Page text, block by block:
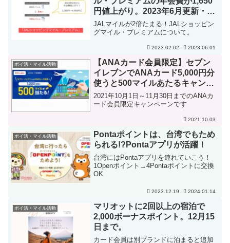
円値上がり。2023年6月更新・新
規加入分から
JALマイルが2倍たまる！JALショッピン
グマイル・プレミアムについて。
2023.02.02 2023.06.01
ポイ活・マイル活動
【ANAカード会員限定】セブン
イレブンでANAカード5,000円分
使うと500マイルあたるキャンペ
ーン
2021年10月1日～11月30日までのANAカ
ード会員限定キャンペーンです
2021.10.03
ポイ活・マイル活動
Pontaポイントは、台湾でもため
られる!?Pontaアプリが活躍！
台湾にはPontaアプリを連れていこう！
1Openポイント→4Pontaポイントに交換
OK
2023.12.19 2024.01.14
ポイ活・マイル活動
マリオットに2回以上の宿泊で
2,000ボーナスポイント。12月15
日まで。
カード会員は別ブランドに泊まると追加